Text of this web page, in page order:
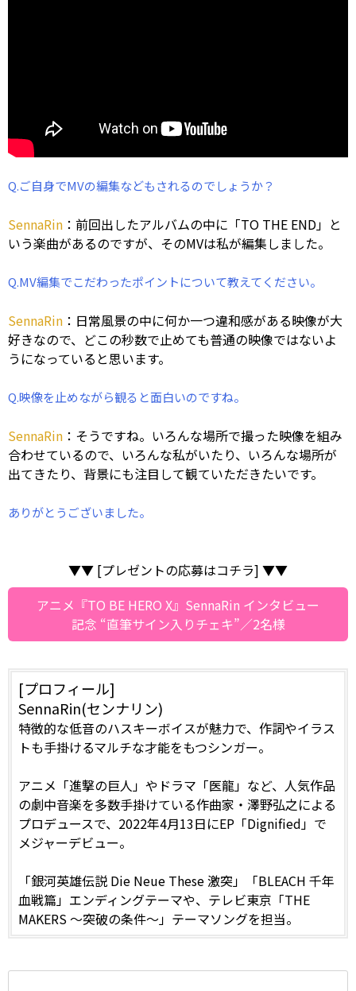
Q.ご自身でMVの編集などもされるのでしょうか？
SennaRin ：前回出したアルバムの中に「TO THE END」と
いう楽曲があるのですが、そのMVは私が編集しました。
Q.MV編集でこだわったポイントについて教えてください。
SennaRin ：日常風景の中に何か一つ違和感がある映像が大
好きなので、どこの秒数で止めても普通の映像ではないよ
うになっていると思います。
Q.映像を止めながら観ると面白いのですね。
SennaRin ：そうですね。いろんな場所で撮った映像を組み
合わせているので、いろんな私がいたり、いろんな場所が
出てきたり、背景にも注目して観ていただきたいです。
ありがとうございました。
▼▼ [プレゼントの応募はコチラ] ▼▼
アニメ『TO BE HERO X』SennaRin インタビュー
記念 “直筆サイン入りチェキ”／2名様
[プロフィール]
SennaRin(センナリン)
特徴的な低音のハスキーボイスが魅力で、作詞やイラス
トも手掛けるマルチな才能をもつシンガー。
アニメ「進撃の巨人」やドラマ「医龍」など、人気作品
の劇中音楽を多数手掛けている作曲家・澤野弘之による
プロデュースで、2022年4月13日にEP「Dignified」で
メジャーデビュー。
「銀河英雄伝説 Die Neue These 激突」「BLEACH 千年
血戦篇」エンディングテーマや、テレビ東京「THE
MAKERS ～突破の条件～」テーマソングを担当。